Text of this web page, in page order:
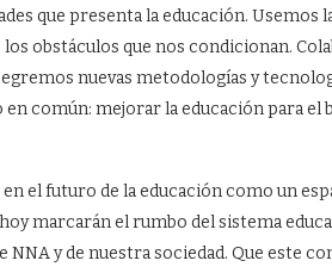
que presenta la educación.
los obstáculos que nos condicionan.
nuevas metodologías y
en común: mejorar la educación para el
el futuro de la educación como un
marcarán el rumbo del sistema
NNA y de nuestra sociedad. Que este